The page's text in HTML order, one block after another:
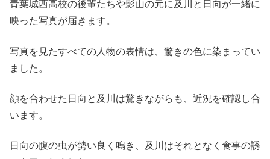
青葉城西高校の後輩たちや影山の元に及川と日向が一緒に
映った写真が届きます。
写真を見たすべての人物の表情は、驚きの色に染まってい
ました。
顔を合わせた日向と及川は驚きながらも、近況を確認し合
います。
日向の腹の虫が勢い良く鳴き、及川はそれとなく食事の誘